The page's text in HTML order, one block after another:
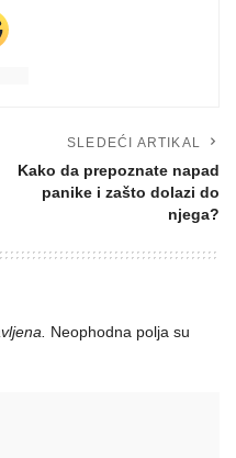
SLEDEĆI ARTIKAL
Kako da prepoznate napad
panike i zašto dolazi do
njega?
Neophodna polja su